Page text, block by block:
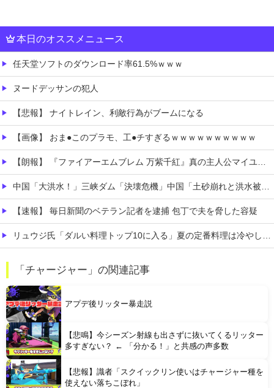
本日のオススメニュース
任天堂ソフトのダウンロード率61.5%ｗｗｗ
ヌードデッサンの犯人
【悲報】 ナイトレイン、利敵行為がブームになる
【画像】 おま●このプラモ、工●チすぎるｗｗｗｗｗｗｗｗｗｗ
【朗報】 『ファイアーエムブレム 万紫千紅』真の主人公マイユニはキャラメイクが可能
中国「大洪水！」三峡ダム「決壊危機」中国「土砂崩れと洪水被害の対策強化！」中国政府「三峡ダム周辺を重点強化」中国ダム「決壊」中国「現場封鎖！（空撮削除」→
【速報】 毎日新聞のベテラン記者を逮捕 包丁で夫を脅した容疑
リュウジ氏「ダルい料理トップ10に入る」夏の定番料理は冷やし中華 「あり得ないほどダルい」
お前ら「女はおっさんより口が臭い！」 ワイ「嘘つけバーカｗ」⇒w
Powered by livedoor 相互RSS
「チャージャー」の関連記事
アプデ後リッター暴走説
【悲鳴】今シーズン射線も出さずに抜いてくるリッター
多すぎない？ ← 「分かる！」と共感の声多数
【悲報】識者「スクイックリン使いはチャージャー種を
使えない落ちこぼれ」